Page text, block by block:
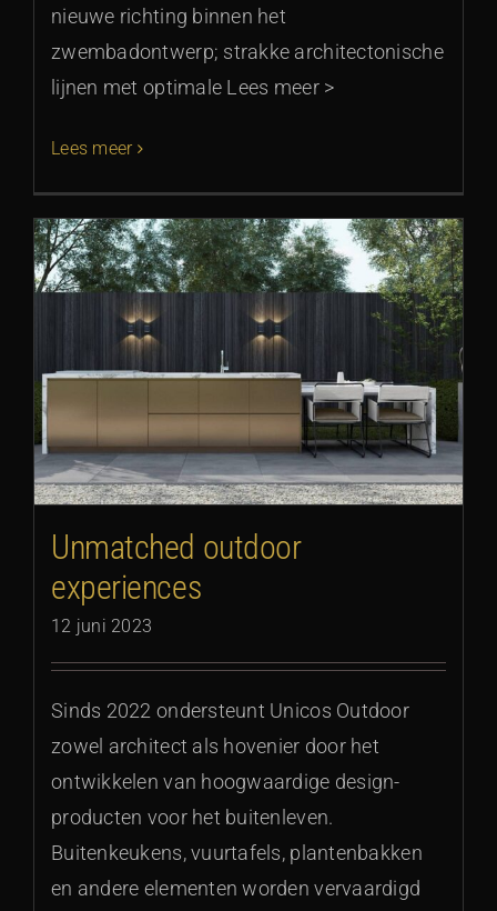
nieuwe richting binnen het
zwembadontwerp; strakke architectonische
lijnen met optimale Lees meer >
Lees meer
Unmatched outdoor
experiences
12 juni 2023
Sinds 2022 ondersteunt Unicos Outdoor
zowel architect als hovenier door het
ontwikkelen van hoogwaardige design-
producten voor het buitenleven.
Buitenkeukens, vuurtafels, plantenbakken
en andere elementen worden vervaardigd